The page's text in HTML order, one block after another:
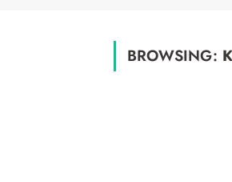
BROWSING: